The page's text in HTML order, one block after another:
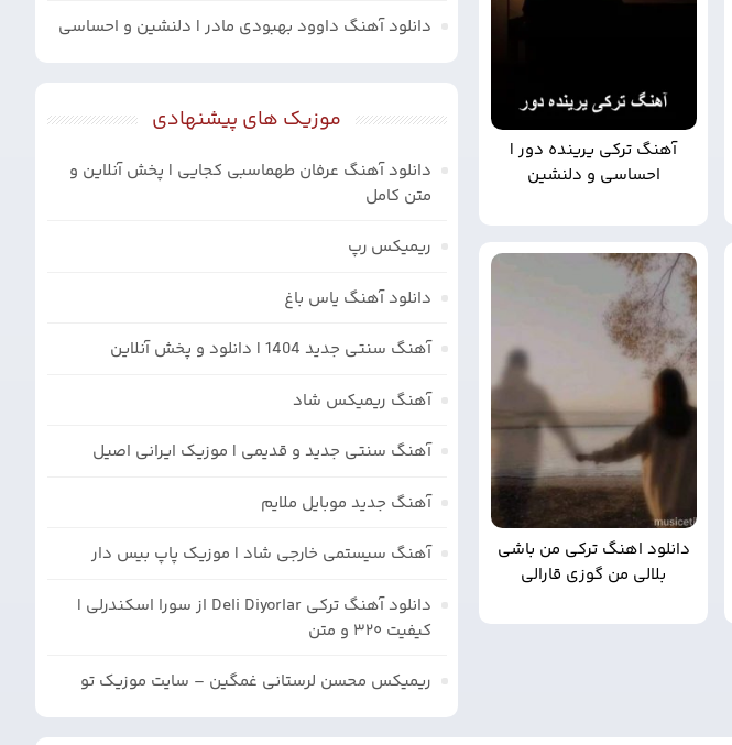
آهنگ ترکی یرینده دور |
احساسی و دلنشین
دانلود اهنگ ترکی من باشی
بلالی من گوزی قارالی
دانلود آهنگ داوود بهبودی مادر | دلنشین و احساسی
موزیک های پیشنهادی
دانلود آهنگ عرفان طهماسبی کجایی | پخش آنلاین و
متن کامل
ریمیکس رپ
دانلود آهنگ یاس باغ
آهنگ سنتی جدید 1404 | دانلود و پخش آنلاین
آهنگ ریمیکس شاد
آهنگ سنتی جدید و قدیمی | موزیک ایرانی اصیل
آهنگ جدید موبایل ملایم
آهنگ سیستمی خارجی شاد | موزیک پاپ بیس دار
دانلود آهنگ ترکی Deli Diyorlar از سورا اسکندرلی |
کیفیت ۳۲۰ و متن
ریمیکس محسن لرستانی غمگین – سایت موزیک تو